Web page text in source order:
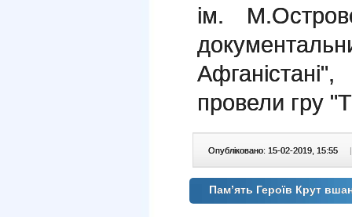
ім.
провели гру
Опубліковано: 15-02-2019, 15:55 |
Пам’ять Героїв Крут